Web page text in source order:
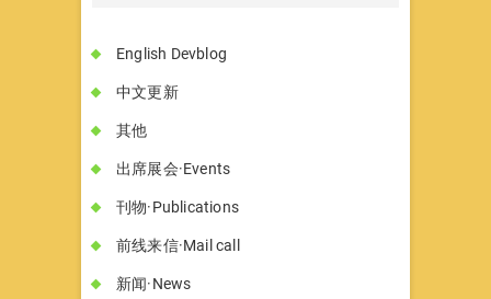
English Devblog
中文更新
其他
出席展会·Events
刊物·Publications
前线来信·Mail call
新闻·News